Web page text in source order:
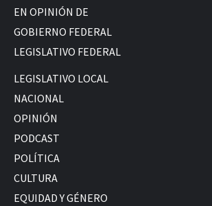
EN OPINIÓN DE
GOBIERNO FEDERAL
LEGISLATIVO FEDERAL
LEGISLATIVO LOCAL
NACIONAL
OPINIÓN
PODCAST
POLÍTICA
CULTURA
EQUIDAD Y GÉNERO